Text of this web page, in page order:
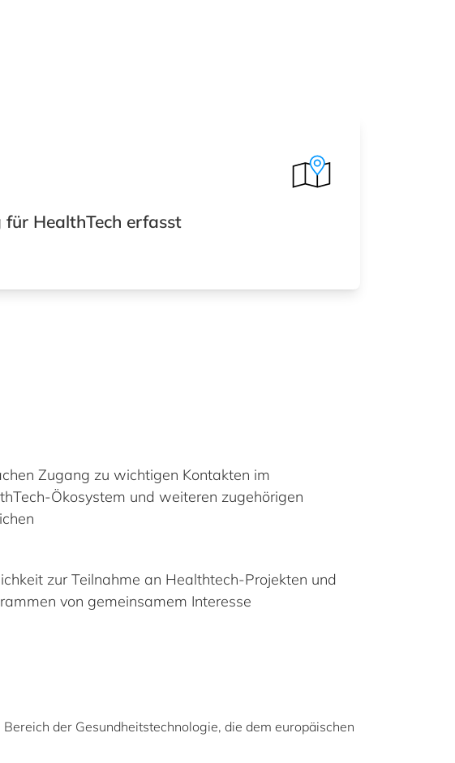
HealthTech erfasst
Zugang zu wichtigen Kontakten im
Ökosystem und weiteren zugehörigen
zur Teilnahme an Healthtech-Projekten und
von gemeinsamem Interesse
der Gesundheitstechnologie, die dem europäischen